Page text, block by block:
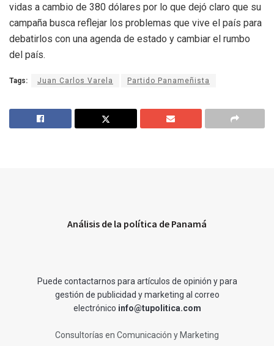
vidas a cambio de 380 dólares por lo que dejó claro que su
campaña busca reflejar los problemas que vive el país para
debatirlos con una agenda de estado y cambiar el rumbo
del país.
Tags: Juan Carlos Varela Partido Panameñista
Análisis de la política de Panamá
Puede contactarnos para artículos de opinión y para
gestión de publicidad y marketing al correo
electrónico info@tupolitica.com
Consultorías en Comunicación y Marketing